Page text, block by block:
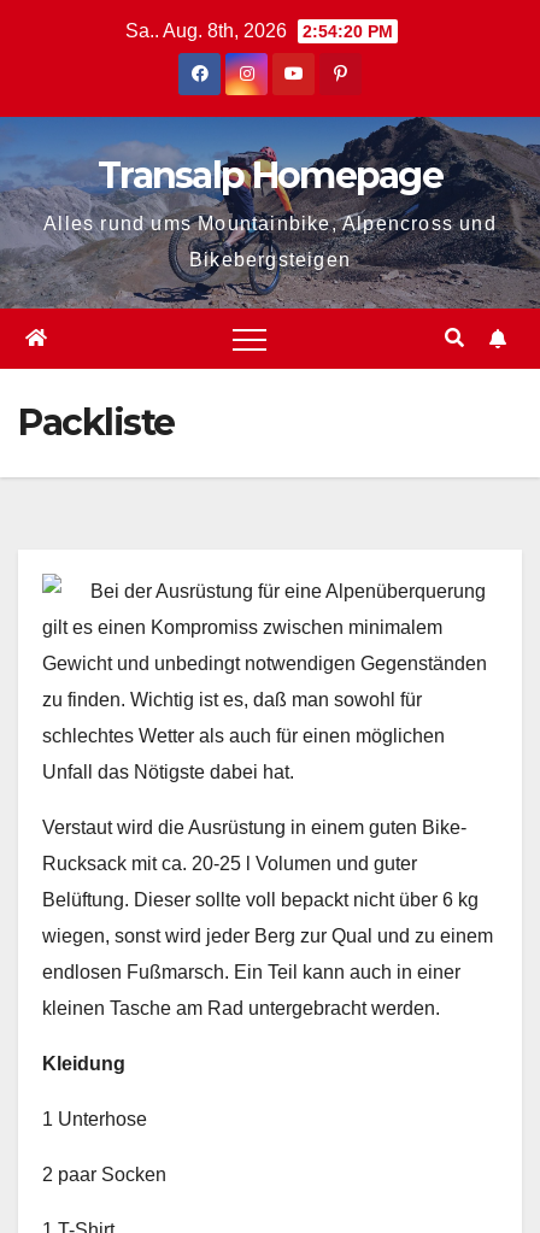
Sa.. Aug. 8th, 2026 2:54:20 PM
Transalp Homepage
Alles rund ums Mountainbike, Alpencross und
Bikebergsteigen
Packliste
Bei der Ausrüstung für eine Alpenüberquerung
gilt es einen Kompromiss zwischen minimalem
Gewicht und unbedingt notwendigen Gegenständen
zu finden. Wichtig ist es, daß man sowohl für
schlechtes Wetter als auch für einen möglichen
Unfall das Nötigste dabei hat.
Verstaut wird die Ausrüstung in einem guten Bike-
Rucksack mit ca. 20-25 l Volumen und guter
Belüftung. Dieser sollte voll bepackt nicht über 6 kg
wiegen, sonst wird jeder Berg zur Qual und zu einem
endlosen Fußmarsch. Ein Teil kann auch in einer
kleinen Tasche am Rad untergebracht werden.
Kleidung
1 Unterhose
2 paar Socken